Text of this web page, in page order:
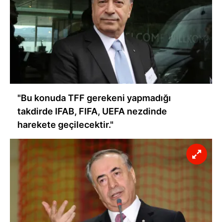
toplumu hizmetlerinin sunulması amacıyla
kullanılmaktadır. Diğer çerezler, sitemizin daha işlevsel
kılınması ve kişiselleştirilmesi ve sizlere yönelik
reklam/pazarlama faaliyetlerinin yapılması, amaçlarıyla
sınırlı olarak açık rızanız dahilinde kullanılacaktır.
Çerezlere ilişkin tercihlerinizi aşağıda yer alan panel
vasıtasıyla belirleyebilirsiniz. Çerezlere ilişkin detaylı bilgi
için Ayarlar butonuna tıklayabilir,Çerez Bilgilendirme
Metnimiziziyaret edebilirsiniz.
hazırlanmış Aydınlatma Metnimizi okumak ve sitemizde
ilgili mevzuata uygun olarak kullanılan çerezlerle ilgili bilgi
tıklayınız
"Bu konuda TFF gerekeni yapmadığı
takdirde IFAB, FIFA, UEFA nezdinde
harekete geçilecektir."